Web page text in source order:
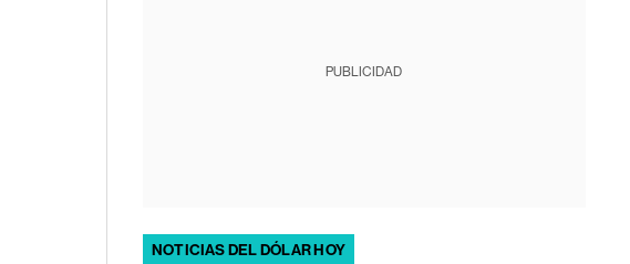
PUBLICIDAD
NOTICIAS DEL DÓLAR HOY